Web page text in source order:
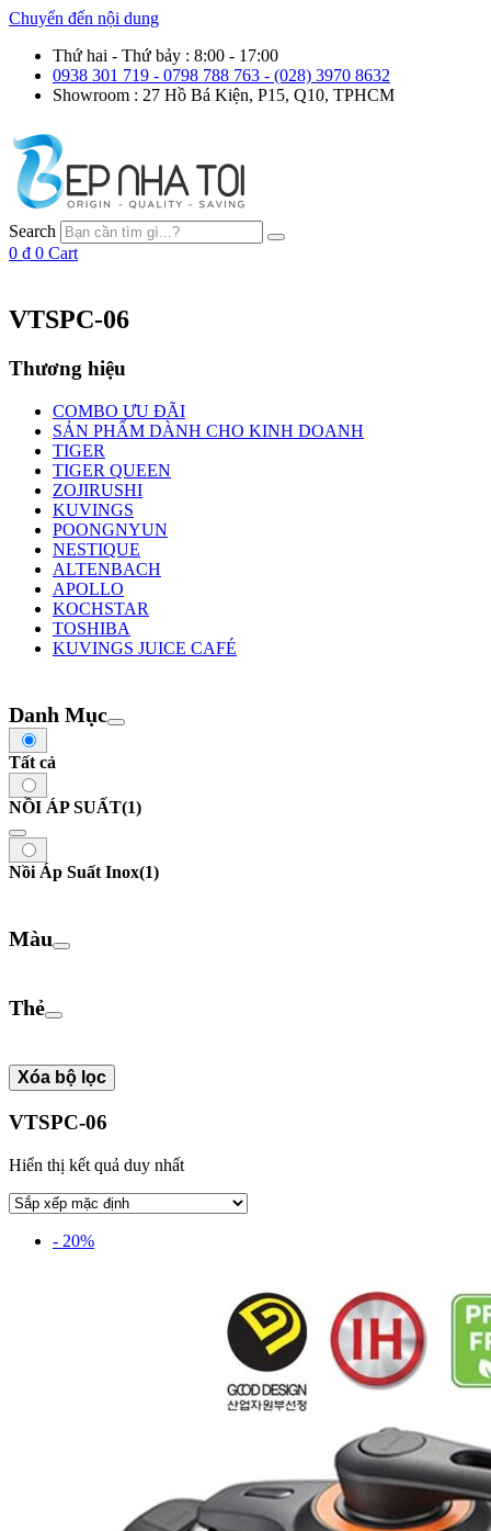
Chuyển đến nội dung
Thứ hai - Thứ bảy : 8:00 - 17:00
0938 301 719 - 0798 788 763 - (028) 3970 8632
Showroom : 27 Hồ Bá Kiện, P15, Q10, TPHCM
Search
0 ₫ 0 Cart
VTSPC-06
Thương hiệu
COMBO ƯU ĐÃI
SẢN PHẨM DÀNH CHO KINH DOANH
TIGER
TIGER QUEEN
ZOJIRUSHI
KUVINGS
POONGNYUN
NESTIQUE
ALTENBACH
APOLLO
KOCHSTAR
TOSHIBA
KUVINGS JUICE CAFÉ
Danh Mục
Tất cả
NỒI ÁP SUẤT(1)
Nồi Áp Suất Inox(1)
Màu
Thẻ
Xóa bộ lọc
VTSPC-06
Hiển thị kết quả duy nhất
- 20%